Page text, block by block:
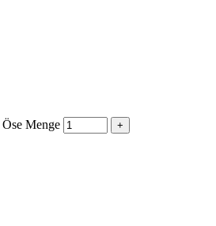
Menge